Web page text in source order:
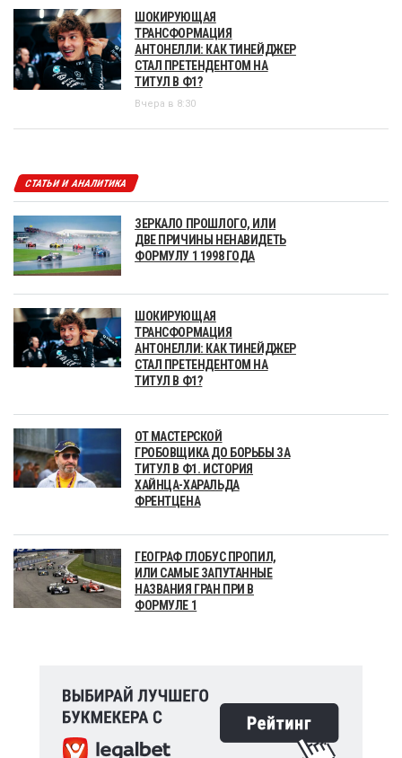
ШОКИРУЮЩАЯ
ТРАНСФОРМАЦИЯ
АНТОНЕЛЛИ: КАК ТИНЕЙДЖЕР
СТАЛ ПРЕТЕНДЕНТОМ НА
ТИТУЛ В Ф1?
Вчера в 8:30
СТАТЬИ И АНАЛИТИКА
ЗЕРКАЛО ПРОШЛОГО, ИЛИ
ДВЕ ПРИЧИНЫ НЕНАВИДЕТЬ
ФОРМУЛУ 1 1998 ГОДА
ШОКИРУЮЩАЯ
ТРАНСФОРМАЦИЯ
АНТОНЕЛЛИ: КАК ТИНЕЙДЖЕР
СТАЛ ПРЕТЕНДЕНТОМ НА
ТИТУЛ В Ф1?
ОТ МАСТЕРСКОЙ
ГРОБОВЩИКА ДО БОРЬБЫ ЗА
ТИТУЛ В Ф1. ИСТОРИЯ
ХАЙНЦА-ХАРАЛЬДА
ФРЕНТЦЕНА
ГЕОГРАФ ГЛОБУС ПРОПИЛ,
ИЛИ САМЫЕ ЗАПУТАННЫЕ
НАЗВАНИЯ ГРАН ПРИ В
ФОРМУЛЕ 1